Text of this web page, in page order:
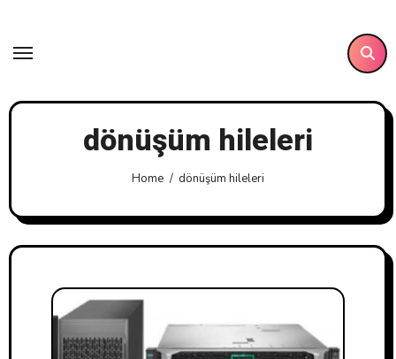
content
dönüşüm hileleri
Home dönüşüm hileleri